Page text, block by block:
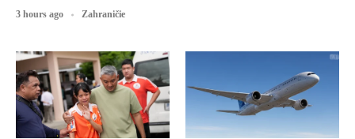
3 hours ago Zahraničie